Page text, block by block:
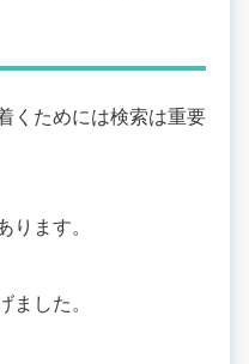
くためには検索は重要
ます。
ました。